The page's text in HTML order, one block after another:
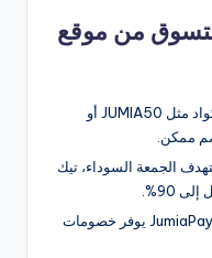
من موقع
استخدم كوبونات متعددة: جرب أكواد مثل JUMIA50 أو
الجمعة السوداء، تيك
90%.
استفد من JumiaPay: الدفع عبر JumiaPay يوفر خصومات